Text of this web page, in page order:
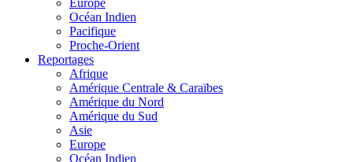
Europe
Océan Indien
Pacifique
Proche-Orient
Reportages
Afrique
Amérique Centrale & Caraïbes
Amérique du Nord
Amérique du Sud
Asie
Europe
Océan Indien